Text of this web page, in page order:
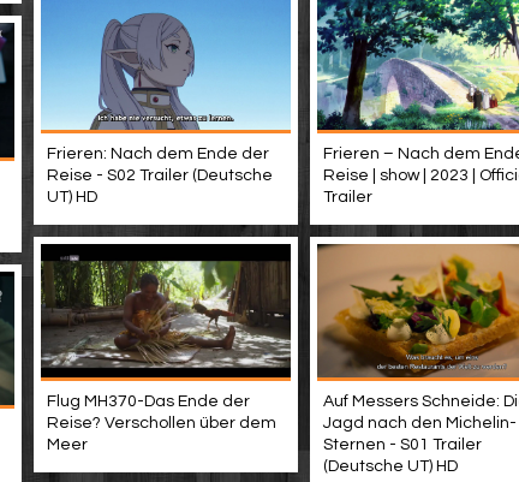
Frieren: Nach dem Ende der
Reise - S02 Trailer (Deutsche
UT) HD
Frieren – Nach dem
Reise | show | 2023 |
Trailer
Flug MH370-Das Ende der
Reise? Verschollen über dem
Meer
Auf Messers Schneide:
Jagd nach den Michelin-
Sternen - S01 Trailer
(Deutsche UT) HD